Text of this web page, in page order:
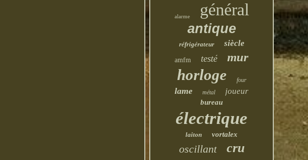
alarme général
antique
réfrigérateur siècle
amfm testé mur
horloge four
lame métal joueur
bureau
électrique
laiton vortalex
oscillant cru